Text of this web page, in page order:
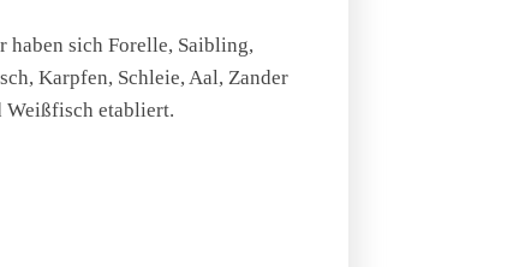
haben sich Forelle, Saibling,
Karpfen, Schleie, Aal, Zander
Weißfisch etabliert.